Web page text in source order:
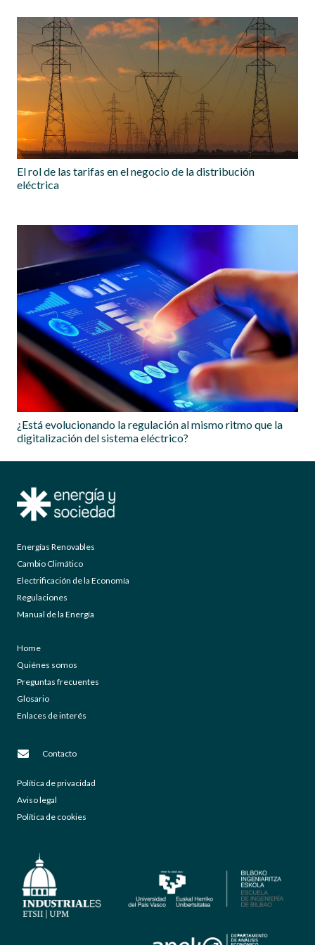
El rol de las tarifas en el negocio de la distribución
eléctrica
¿Está evolucionando la regulación al mismo ritmo que la
digitalización del sistema eléctrico?
Energías Renovables
Cambio Climático
Electrificación de la Economía
Regulaciones
Manual de la Energía
Home
Quiénes somos
Preguntas frecuentes
Glosario
Enlaces de interés
Contacto
Política de privacidad
Aviso legal
Política de cookies